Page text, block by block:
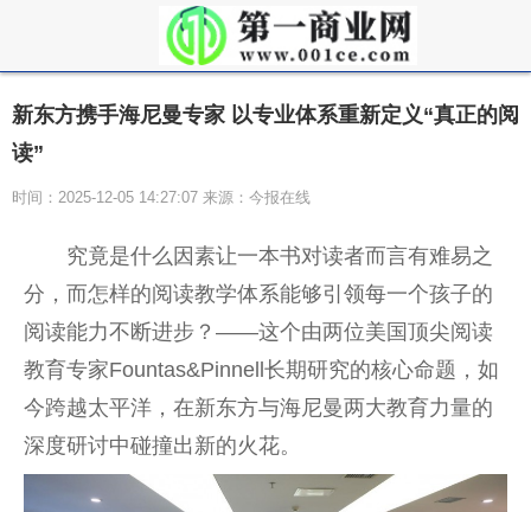
新东方携手海尼曼专家 以专业体系重新定义“真正的阅
读”
时间：2025-12-05 14:27:07 来源：今报在线
究竟是什么因素让一本书对读者而言有难易之
分，而怎样的阅读教学体系能够引领每一个孩子的
阅读能力不断进步？——这个由两位美国顶尖阅读
教育专家Fountas&Pinnell长期研究的核心命题，如
今跨越太平洋，在新东方与海尼曼两大教育力量的
深度研讨中碰撞出新的火花。